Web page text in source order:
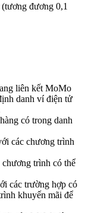
đương 0,1
liên kết MoMo
danh ví điện tử
có trong danh
các chương trình
trình có thể
các trường hợp có
khuyến mãi để